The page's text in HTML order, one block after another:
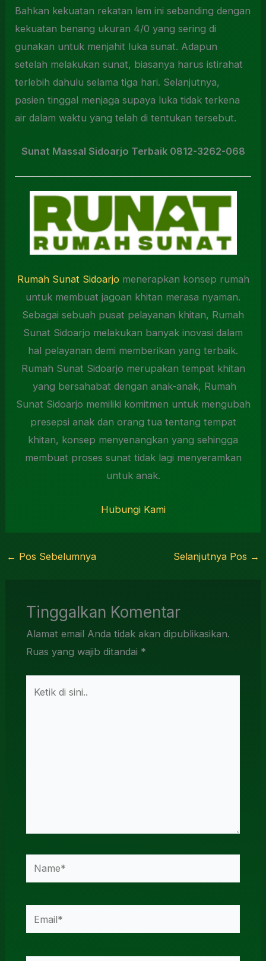
Bahkan kekuatan rekatan lem ini sebanding dengan
kekuatan benang ukuran 4/0 yang sering di
gunakan untuk menjahit luka sunat. Adapun
setelah melakukan sunat, biasanya harus istirahat
terlebih dahulu selama tiga hari. Selanjutnya,
pasien tinggal menjaga supaya luka tidak terkena
air dalam waktu yang telah di tentukan tersebut.
Sunat Massal Sidoarjo Terbaik 0812-3262-068
Rumah Sunat Sidoarjomenerapkan konsep rumah
untuk membuat jagoan khitan merasa nyaman.
Sebagai sebuah pusat pelayanan khitan, Rumah
Sunat Sidoarjo melakukan banyak inovasi dalam
hal pelayanan demi memberikan yang terbaik.
Rumah Sunat Sidoarjo merupakan tempat khitan
yang bersahabat dengan anak-anak, Rumah
Sunat Sidoarjo memiliki komitmen untuk mengubah
presepsi anak dan orang tua tentang tempat
khitan, konsep menyenangkan yang sehingga
membuat proses sunat tidak lagi menyeramkan
untuk anak.
Hubungi Kami
← Pos Sebelumnya Selanjutnya Pos →
Tinggalkan Komentar
Alamat email Anda tidak akan dipublikasikan.
Ruas yang wajib ditandai *
Name*
Email*